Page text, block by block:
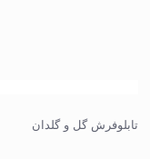
تابلوفرش گل و گلدان